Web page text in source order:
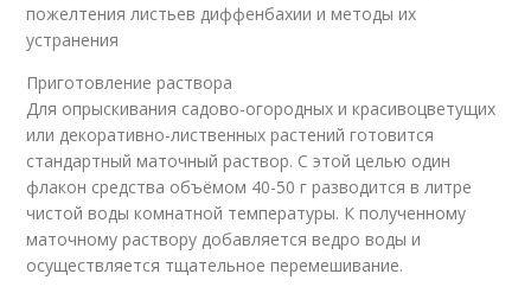
пожелтения листьев диффенбахии и методы их
устранения
Приготовление раствора
Для опрыскивания садово-огородных и красивоцветущих
или декоративно-лиственных растений готовится
стандартный маточный раствор. С этой целью один
флакон средства объёмом 40-50 г разводится в литре
чистой воды комнатной температуры. К полученному
маточному раствору добавляется ведро воды и
осуществляется тщательное перемешивание.